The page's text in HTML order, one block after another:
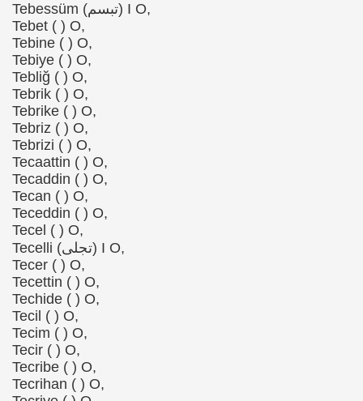
Tebessüm (تبسم) I O,
Tebet ( ) O,
Tebine ( ) O,
Tebiye ( ) O,
Tebliğ ( ) O,
Tebrik ( ) O,
Tebrike ( ) O,
Tebriz ( ) O,
Tebrizi ( ) O,
Tecaattin ( ) O,
Tecaddin ( ) O,
Tecan ( ) O,
Teceddin ( ) O,
Tecel ( ) O,
Tecelli (تجلی) I O,
Tecer ( ) O,
Tecettin ( ) O,
Techide ( ) O,
Tecil ( ) O,
Tecim ( ) O,
Tecir ( ) O,
Tecribe ( ) O,
Tecrihan ( ) O,